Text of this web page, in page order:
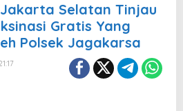
Selatan Tinjau
Gratis Yang
Polsek Jagakarsa